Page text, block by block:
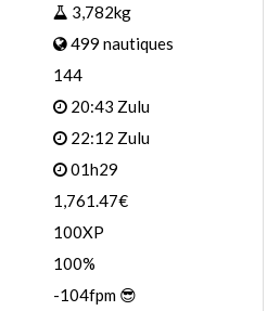
3,782kg
499 nautiques
144
20:43 Zulu
22:12 Zulu
01h29
1,761.47€
100XP
100%
-104fpm 😎